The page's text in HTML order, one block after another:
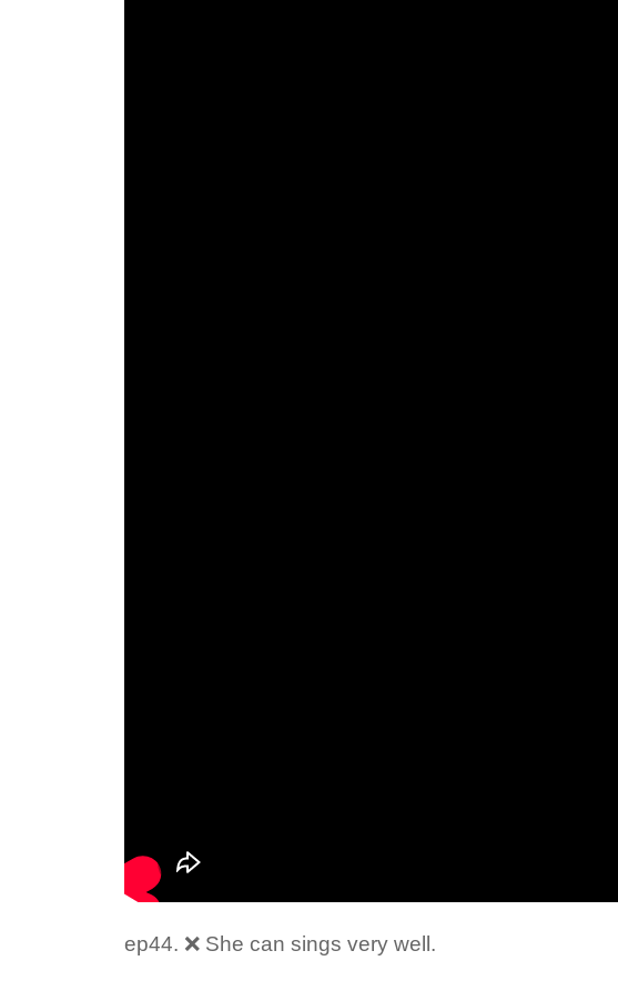
ep44. ❌ She can sings very well.